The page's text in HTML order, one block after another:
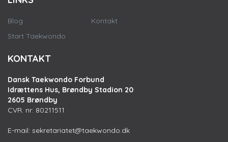
Blog
Start Taekwondo
Kontakt
KONTAKT
Dansk Taekwondo Forbund
Idrættens Hus, Brøndby Stadion 20
2605 Brøndby
CVR. nr: 80211511
E-mail: sekretariatet@taekwondo.dk